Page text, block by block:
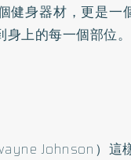
健身器材，更是一
上的每一個部位。
Johnson）這